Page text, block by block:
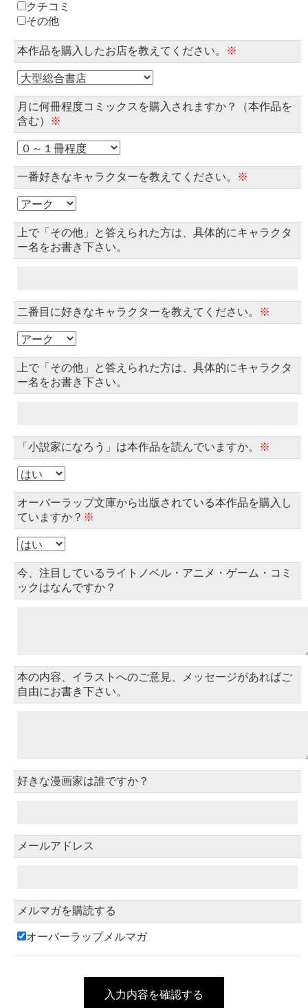
クチコミ
その他
本作品を購入したお店を教えてください。 ※
月に何冊程度コミックスを購入されますか？（本作品を
含む）
※
一番好きなキャラクターを教えてください。 ※
上で「その他」と答えられた方は、具体的にキャラクタ
ー名をお書き下さい。
二番目に好きなキャラクターを教えてください。 ※
上で「その他」と答えられた方は、具体的にキャラクタ
ー名をお書き下さい。
「小説家になろう」は本作品を読んでいますか。 ※
オーバーラップ文庫から出版されている本作品を購入し
ていますか？ ※
今、注目しているライトノベル・アニメ・ゲーム・コミ
ックはなんですか？
本の内容、イラストへのご意見、メッセージがあればご
自由にお書き下さい。
好きな漫画家は誰ですか？
メールアドレス
メルマガを購読する
オーバーラップメルマガ
入力内容を確認する